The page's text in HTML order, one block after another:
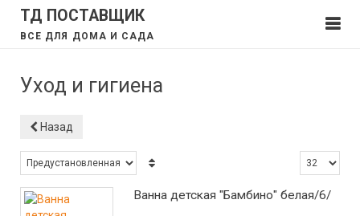
ТД ПОСТАВЩИК
ВСЕ ДЛЯ ДОМА И САДА
Уход и гигиена
Назад
Ванна детская "Бамбино" белая/6/